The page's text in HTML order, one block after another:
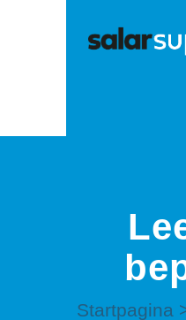
Startpagina